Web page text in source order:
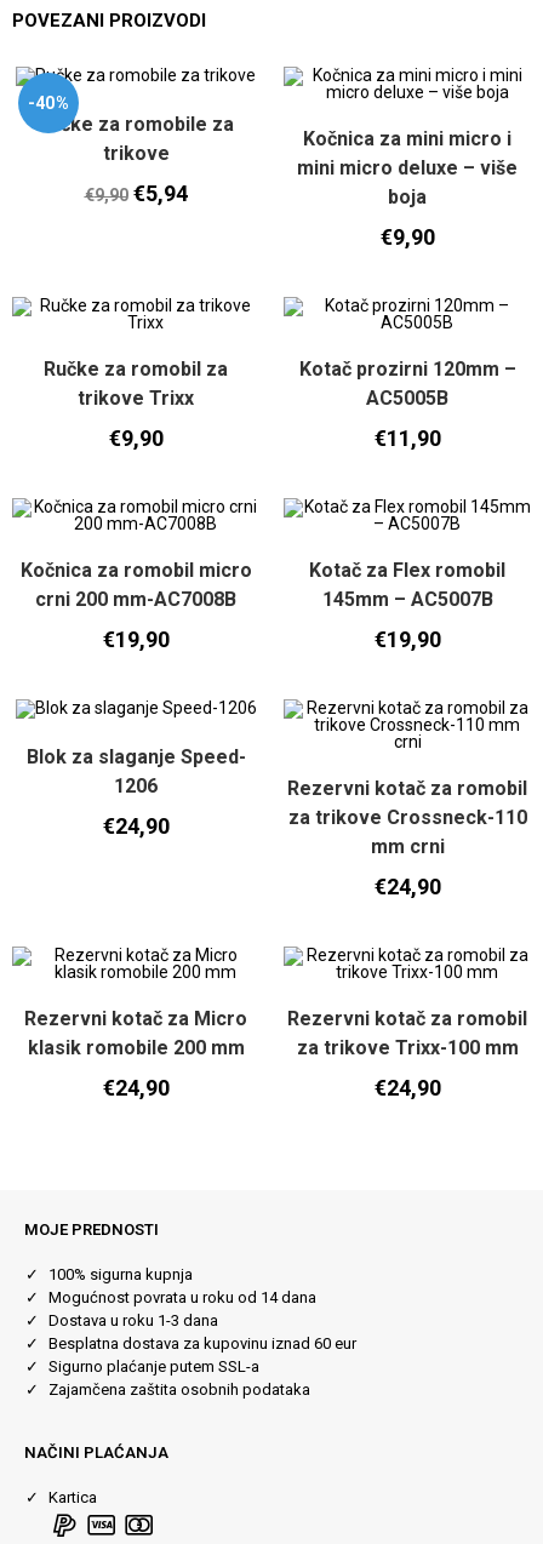
POVEZANI PROIZVODI
-40%
Ručke za romobile za
trikove
€9,90 €5,94
Kočnica za mini micro i
mini micro deluxe – više
boja
€9,90
Ručke za romobil za
trikove Trixx
€9,90
Kotač prozirni 120mm –
AC5005B
€11,90
Kočnica za romobil micro
crni 200 mm-AC7008B
€19,90
Kotač za Flex romobil
145mm – AC5007B
€19,90
Blok za slaganje Speed-
1206
€24,90
Rezervni kotač za romobil
za trikove Crossneck-110
mm crni
€24,90
Rezervni kotač za Micro
klasik romobile 200 mm
€24,90
Rezervni kotač za romobil
za trikove Trixx-100 mm
€24,90
MOJE PREDNOSTI
100% sigurna kupnja
Mogućnost povrata u roku od 14 dana
Dostava u roku 1-3 dana
Besplatna dostava za kupovinu iznad 60 eur
Sigurno plaćanje putem SSL-a
Zajamčena zaštita osobnih podataka
NAČINI PLAĆANJA
Kartica